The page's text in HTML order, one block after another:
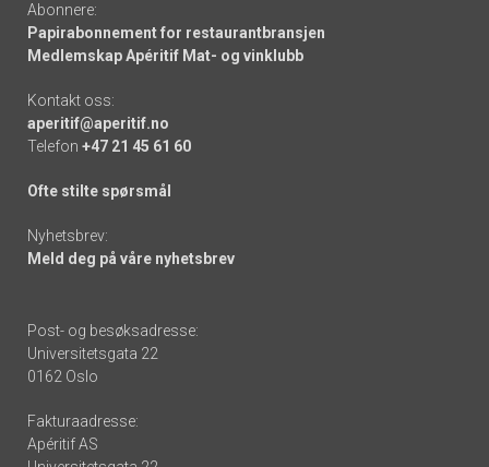
Abonnere:
Papirabonnement for restaurantbransjen
Medlemskap Apéritif Mat- og vinklubb
Kontakt oss:
aperitif@aperitif.no
Telefon +47 21 45 61 60
Ofte stilte spørsmål
Nyhetsbrev:
Meld deg på våre nyhetsbrev
Post- og besøksadresse:
Universitetsgata 22
0162 Oslo
Fakturaadresse:
Apéritif AS